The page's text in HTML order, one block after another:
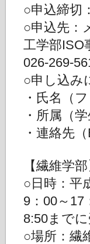
○申込締切
○申込先：
工学部
026-269-
○申し込み
・氏名（
・所属（
・連絡先
【繊維学部
○日時：平
9：00～17
8:50まで
○場所：繊